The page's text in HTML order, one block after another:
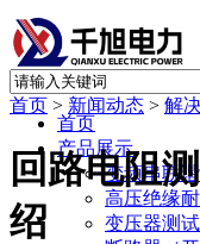
首页
产品展示
变频串联
高压绝缘
变压器测
首页 > 新闻动态 > 解
回路电阻
绍